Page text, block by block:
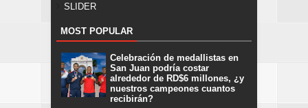
SLIDER
MOST POPULAR
Celebración de medallistas en
San Juan podría costar
alrededor de RD$6 millones, ¿y
nuestros campeones cuantos
recibirán?